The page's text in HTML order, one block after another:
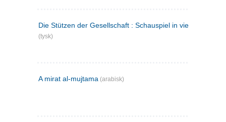
Die Stützen der Gesellschaft : Schauspiel in vier Aufzügen
(tysk)
A mirat al-mujtama (arabisk)